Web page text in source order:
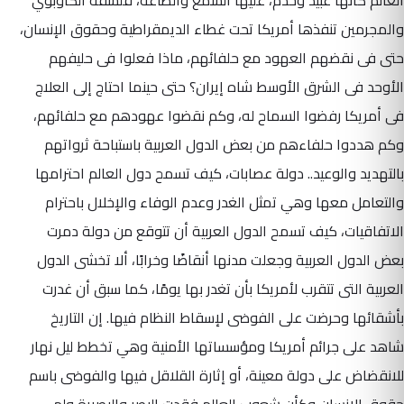
والمجرمين تنفذها أمريكا تحت غطاء الديمقراطية وحقوق الإنسان،
حتى فى نقضهم العهود مع حلفائهم، ماذا فعلوا فى حليفهم
الأوحد فى الشرق الأوسط شاه إيران؟ حتى حينما احتاج إلى العلاج
فى أمريكا رفضوا السماح له، وكم نقضوا عهودهم مع حلفائهم،
وكم هددوا حلفاءهم من بعض الدول العربية باستباحة ثرواتهم
بالتهديد والوعيد.. دولة عصابات، كيف تسمح دول العالم احترامها
والتعامل معها وهي تمثل الغدر وعدم الوفاء والإخلال باحترام
الاتفاقيات، كيف تسمح الدول العربية أن تتوقع من دولة دمرت
بعض الدول العربية وجعلت مدنها أنقاضًا وخرابًا، ألا تخشى الدول
العربية التى تتقرب لأمريكا بأن تغدر بها يومًا، كما سبق أن غدرت
بأشقائها وحرضت على الفوضى لإسقاط النظام فيها. إن التاريخ
شاهد على جرائم أمريكا ومؤسساتها الأمنية وهي تخطط ليل نهار
للانقضاض على دولة معينة، أو إثارة القلاقل فيها والفوضى باسم